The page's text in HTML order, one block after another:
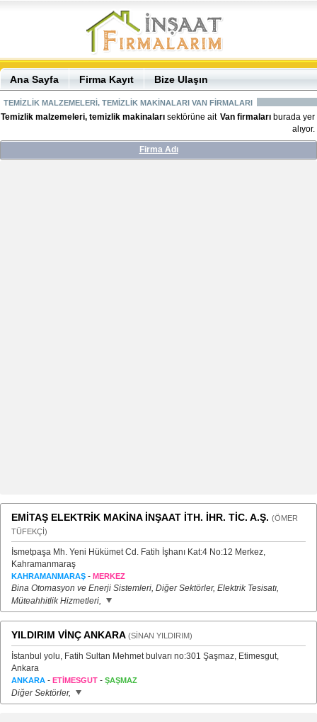
Ana Sayfa Firma Kayıt Bize Ulaşın
TEMİZLİK MALZEMELERİ, TEMİZLİK MAKİNALARI VAN FİRMALARI
Temizlik malzemeleri, temizlik makinaları sektörüne ait Van firmaları burada yer
alıyor.
Firma Adı
EMİTAŞ ELEKTRİK MAKİNA İNŞAAT İTH. İHR. TİC. A.Ş. (ÖMER
TÜFEKÇİ)
İsmetpaşa Mh. Yeni Hükümet Cd. Fatih İşhanı Kat:4 No:12 Merkez,
Kahramanmaraş
KAHRAMANMARAŞ - MERKEZ
Bina Otomasyon ve Enerji Sistemleri, Diğer Sektörler, Elektrik Tesisatı,
Müteahhitlik Hizmetleri,
YILDIRIM VİNÇ ANKARA (SİNAN YILDIRIM)
İstanbul yolu, Fatih Sultan Mehmet bulvarı no:301 Şaşmaz, Etimesgut,
Ankara
ANKARA - ETİMESGUT - ŞAŞMAZ
Diğer Sektörler,